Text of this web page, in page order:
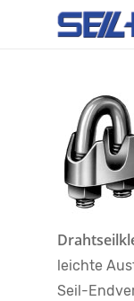
leichte
Seil-